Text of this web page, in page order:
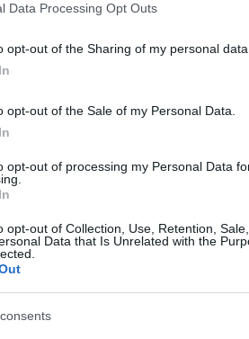
Data Processing Opt Outs
opt-out of the Sharing of my personal data.
opt-out of the Sale of my Personal Data.
opt-out of processing my Personal Data
opt-out of Collection, Use, Retention,
Data that Is Unrelated with the
dura y crítica hacia Bitcoin. Pero,
permitirá a sus clientes comprar la
el derecho de sus clientes
un cambio notable en la
vez sus comentarios
financiero como JPMorgan
en que la presión de los
cambiar el juego. ¿Qué significa
financiero tradicional?